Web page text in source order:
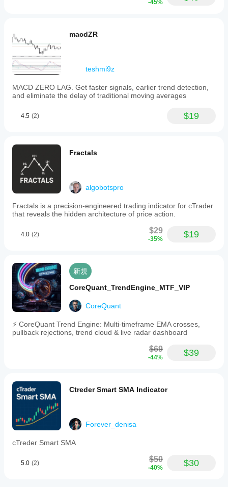
-45%
macdZR
teshmi9z
MACD ZERO LAG. Get faster signals, earlier trend detection,
and eliminate the delay of traditional moving averages
4.5 (2) $19
Fractals
algobotspro
Fractals is a precision-engineered trading indicator for cTrader
that reveals the hidden architecture of price action.
4.0 (2) $29
-35% $19
新規
CoreQuant_TrendEngine_MTF_VIP
CoreQuant
⚡ CoreQuant Trend Engine: Multi-timeframe EMA crosses,
pullback rejections, trend cloud & live radar dashboard
$69
-44% $39
Ctreder Smart SMA Indicator
Forever_denisa
cTreder Smart SMA
5.0 (2) $50
-40% $30